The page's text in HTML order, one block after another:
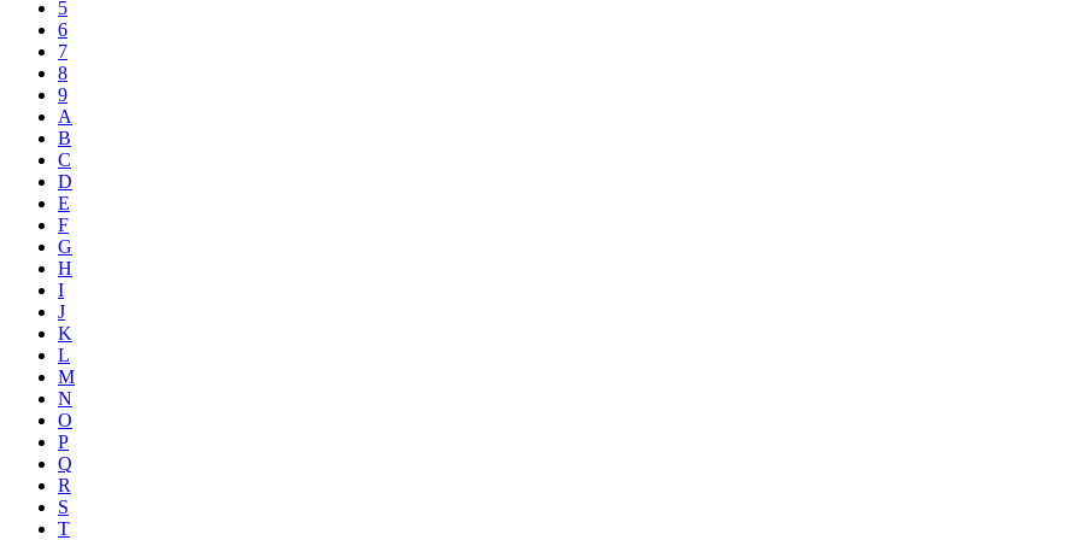
5
6
7
8
9
A
B
C
D
E
F
G
H
I
J
K
L
M
N
O
P
Q
R
S
T